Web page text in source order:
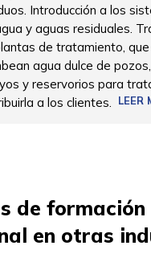
Introducción a los
y aguas residuales.
de tratamiento, que
agua dulce de
y reservorios para
a los clientes.
LEER
de formación
en otras